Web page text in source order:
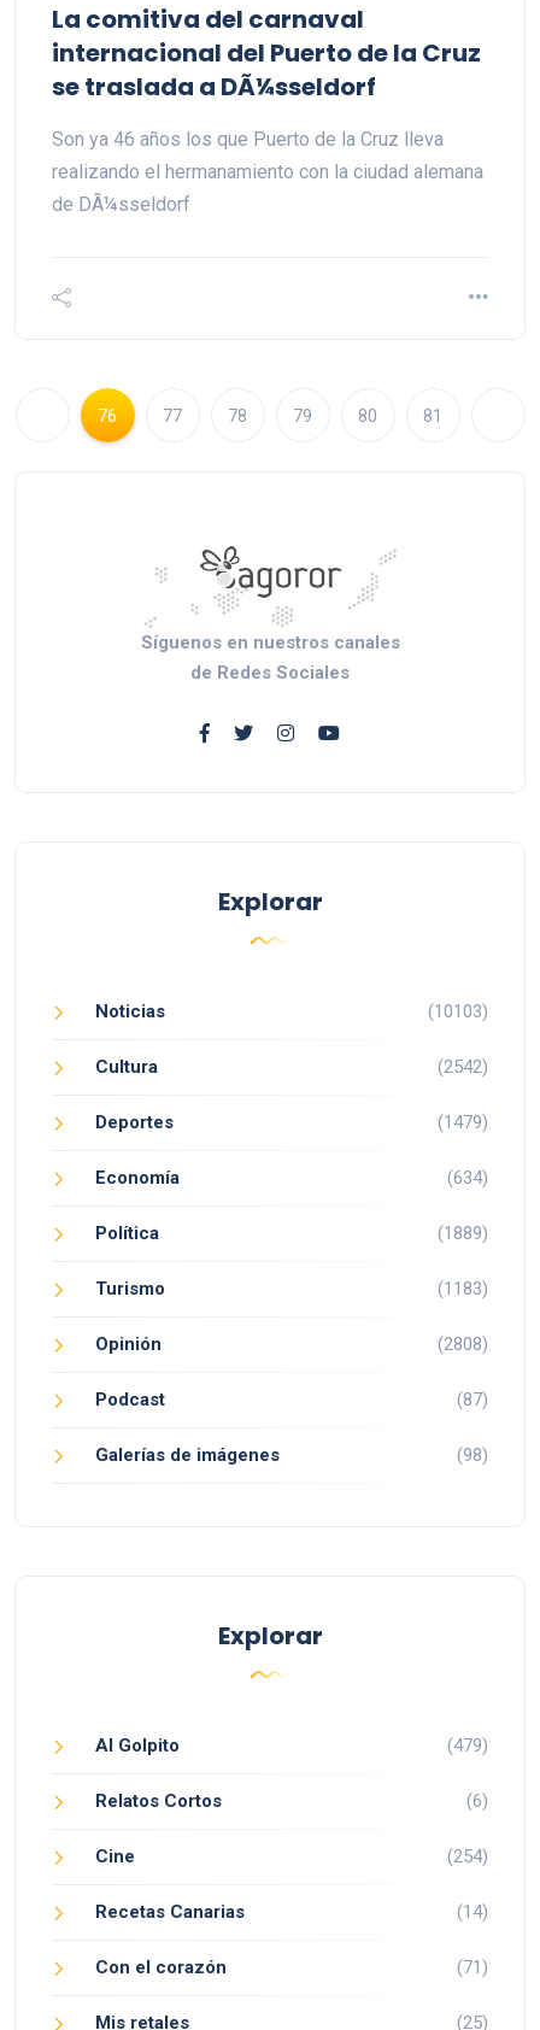
La comitiva del carnaval
internacional del Puerto de la Cruz
se traslada a DÃ¼sseldorf
Son ya 46 años los que Puerto de la Cruz lleva
realizando el hermanamiento con la ciudad alemana
de DÃ¼sseldorf
76 77 78 79 80 81
Síguenos en nuestros canales
de Redes Sociales
Explorar
Noticias (10103)
Cultura (2542)
Deportes (1479)
Economía (634)
Política (1889)
Turismo (1183)
Opinión (2808)
Podcast (87)
Galerías de imágenes (98)
Explorar
Al Golpito (479)
Relatos Cortos (6)
Cine (254)
Recetas Canarias (14)
Con el corazón (71)
Mis retales (25)